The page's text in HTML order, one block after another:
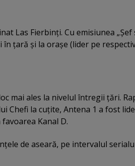
Las Fierbinţi. Cu emisiunea „Şef
ţară şi la oraşe (lider pe
mai ales la nivelul întregii ţări.
Chefi la cuţite, Antena 1 a fost
Kanal D.
de aseară, pe intervalul